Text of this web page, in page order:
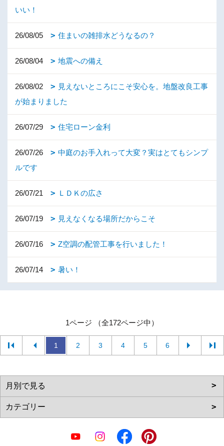
いい！
26/08/05 住まいの雑排水どうなるの？
26/08/04 地震への備え
26/08/02
見えないところにこそ安心を。地盤改良工事
が始まりました
26/07/29 住宅ローン金利
26/07/26
中庭のお手入れって大変？実はとてもシンプ
ルです
26/07/21 ＬＤＫの広さ
26/07/19 見えなくなる場所だからこそ
26/07/16 Z空調の配管工事を行いました！
26/07/14 暑い！
1ページ （全172ページ中）
1 2 3 4 5 6